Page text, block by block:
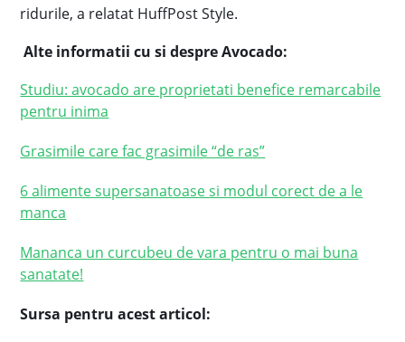
ridurile, a relatat HuffPost Style.
Alte informatii cu si despre Avocado:
Studiu: avocado are proprietati benefice remarcabile
pentru inima
Grasimile care fac grasimile “de ras”
6 alimente supersanatoase si modul corect de a le
manca
Mananca un curcubeu de vara pentru o mai buna
sanatate!
Sursa pentru acest articol: